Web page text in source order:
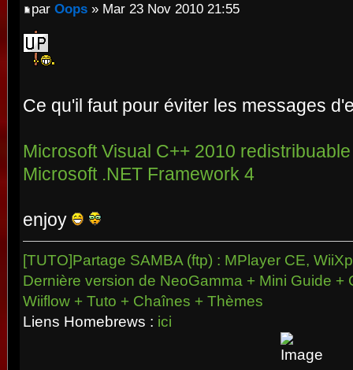
par Oops » Mar 23 Nov 2010 21:55
Ce qu'il faut pour éviter les messages
Microsoft Visual C++ 2010 redistribuable
Microsoft .NET Framework 4
enjoy
[TUTO]Partage SAMBA (ftp) : MPlayer CE,
Dernière version de NeoGamma + Mini Guide +
Wiiflow + Tuto + Chaînes + Thèmes
Liens Homebrews : ici